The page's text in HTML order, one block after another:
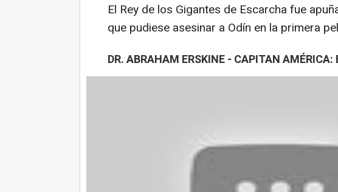
El Rey de los Gigantes de Escarcha fue
que pudiese asesinar a Odín en la primera
DR. ABRAHAM ERSKINE - CAPITAN AMÉRICA: